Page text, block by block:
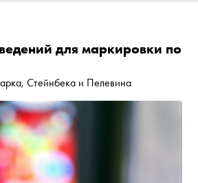
для маркировки по
Стейнбека и Пелевина